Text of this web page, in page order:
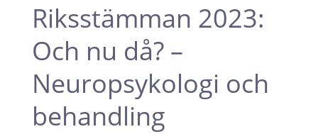
Riksstämman 2023:
Och nu då? –
Neuropsykologi och
behandling